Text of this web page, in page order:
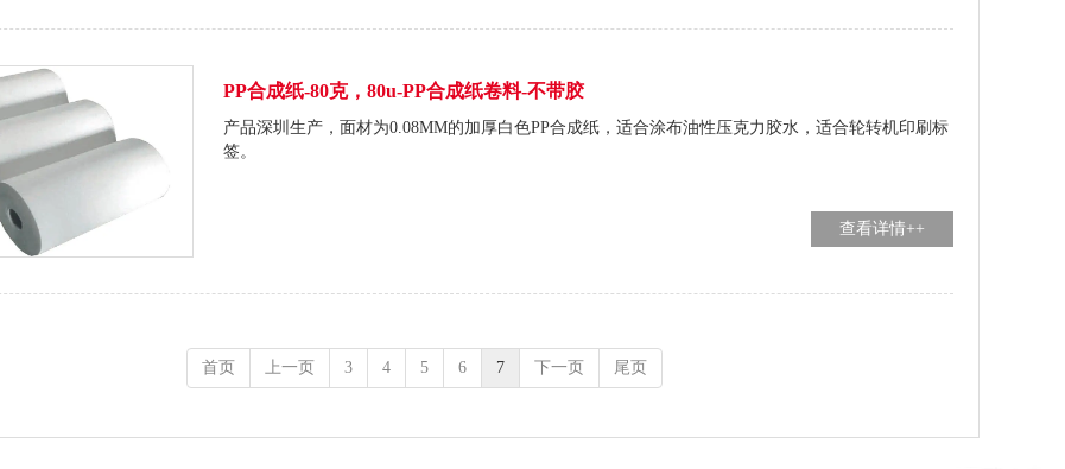
PP合成纸-80克，80u-PP合成纸卷料-不带胶
产品深圳生产，面材为0.08MM的加厚白色PP合成纸，适合涂布油性压克力胶水，适合轮转机印刷标
签。
查看详情++
首页 上一页 3 4 5 6 7 下一页 尾页